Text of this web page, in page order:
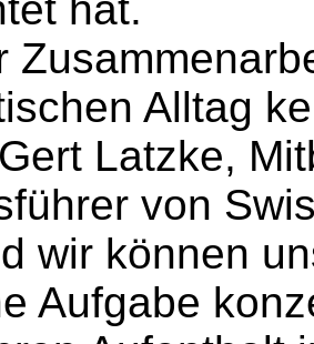
Alltag
Latzke,
von
wir können
Aufgabe